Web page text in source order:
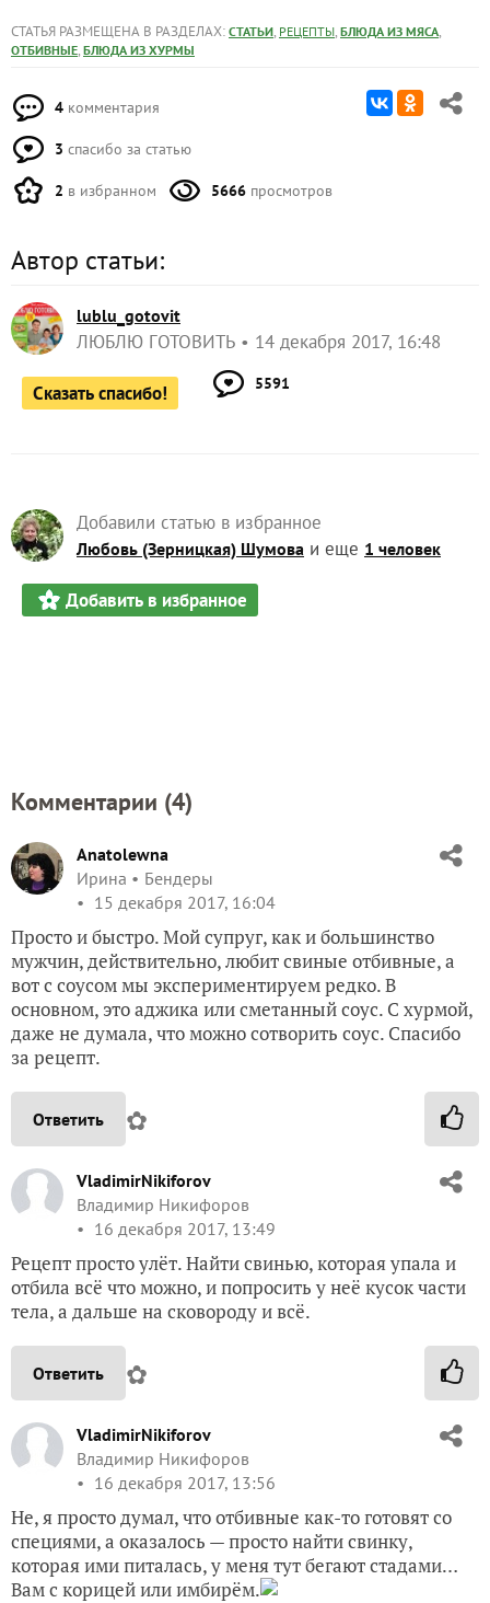
СТАТЬЯ РАЗМЕЩЕНА В РАЗДЕЛАХ: СТАТЬИ, РЕЦЕПТЫ, БЛЮДА ИЗ МЯСА,
ОТБИВНЫЕ, БЛЮДА ИЗ ХУРМЫ
4 комментария
3 спасибо за статью
2 в избранном 5666 просмотров
Автор статьи:
lublu_gotovit
ЛЮБЛЮ ГОТОВИТЬ 14 декабря 2017, 16:48
Сказать спасибо! 5591
Добавили статью в избранное
Любовь (Зерницкая) Шумова и еще 1 человек
Добавить в избранное
Комментарии (4)
Anatolewna
Ирина
Бендеры
15 декабря 2017, 16:04
Просто и быстро. Мой супруг, как и большинство
мужчин, действительно, любит свиные отбивные, а
вот с соусом мы экспериментируем редко. В
основном, это аджика или сметанный соус. С хурмой,
даже не думала, что можно сотворить соус. Спасибо
за рецепт.
Ответить ✿
VladimirNikiforov
Владимир Никифоров
16 декабря 2017, 13:49
Рецепт просто улёт. Найти свинью, которая упала и
отбила всё что можно, и попросить у неё кусок части
тела, а дальше на сковороду и всё.
Ответить ✿
VladimirNikiforov
Владимир Никифоров
16 декабря 2017, 13:56
Не, я просто думал, что отбивные как-то готовят со
специями, а оказалось — просто найти свинку,
которая ими питалась, у меня тут бегают стадами…
Вам с корицей или имбирём.